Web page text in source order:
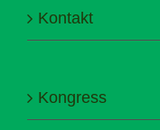
Kontakt
Kongress